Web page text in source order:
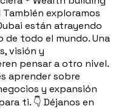
exploramos
están atrayendo
de todo el mundo. Una
visión y
pensar a otro nivel.
aprender sobre
y expansión
ti. 👇 Déjanos en